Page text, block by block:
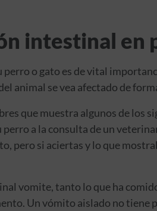
intestinal en
o gato es de vital
animal se vea afectado de
que muestra algunos de los
a la consulta de un
pero si aciertas y lo que
vomite, tanto lo que ha
Un vómito aislado no tiene